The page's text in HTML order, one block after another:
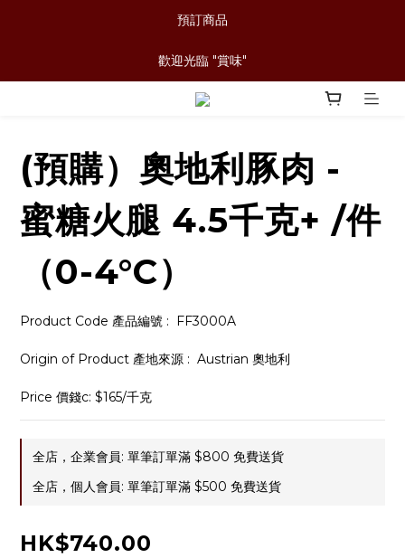
預訂商品
歡迎光臨 "賞味"
(預購）奧地利豚肉 -
蜜糖火腿 4.5千克+ /件
（0-4°C）
Product Code 產品編號 :  FF3000A
Origin of Product 產地來源 :  Austrian 奧地利
Price 價錢c: $165/千克
全店，企業會員: 單筆訂單滿 $800 免費送貨
全店，個人會員: 單筆訂單滿 $500 免費送貨
HK$740.00